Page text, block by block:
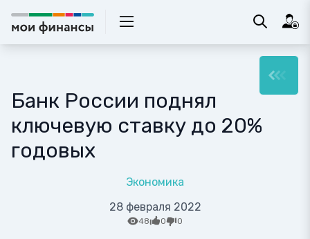
Банк России поднял
ключевую ставку до 20%
годовых
Экономика
28 февраля 2022
48 0 0